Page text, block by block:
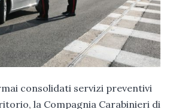
consolidati servizi preventivi
la Compagnia Carabinieri di